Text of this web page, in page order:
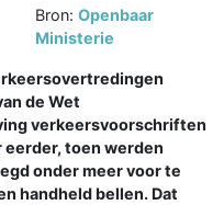
Bron: Openbaar
Ministerie
de Wet
verkeersvoorschriften
eerder, toen werden
onder meer voor te
handheld bellen. Dat